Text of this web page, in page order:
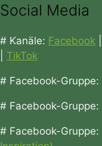
Social Media
# Kanäle: Facebook
TikTok
# Facebook-Gruppe:
# Facebook-Gruppe:
# Facebook-Gruppe: